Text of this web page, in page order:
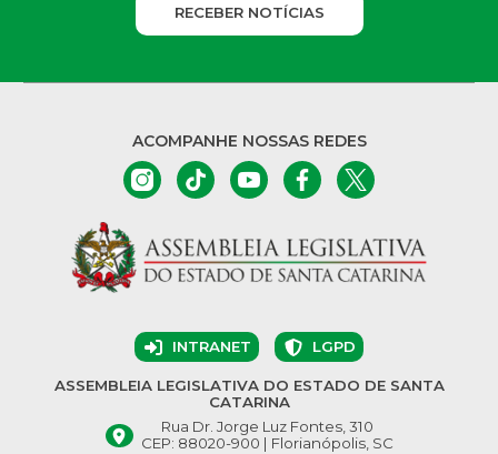
RECEBER NOTÍCIAS
ACOMPANHE NOSSAS REDES
INTRANET LGPD
ASSEMBLEIA LEGISLATIVA DO ESTADO DE SANTA
CATARINA
Rua Dr. Jorge Luz Fontes, 310
CEP: 88020-900 | Florianópolis, SC